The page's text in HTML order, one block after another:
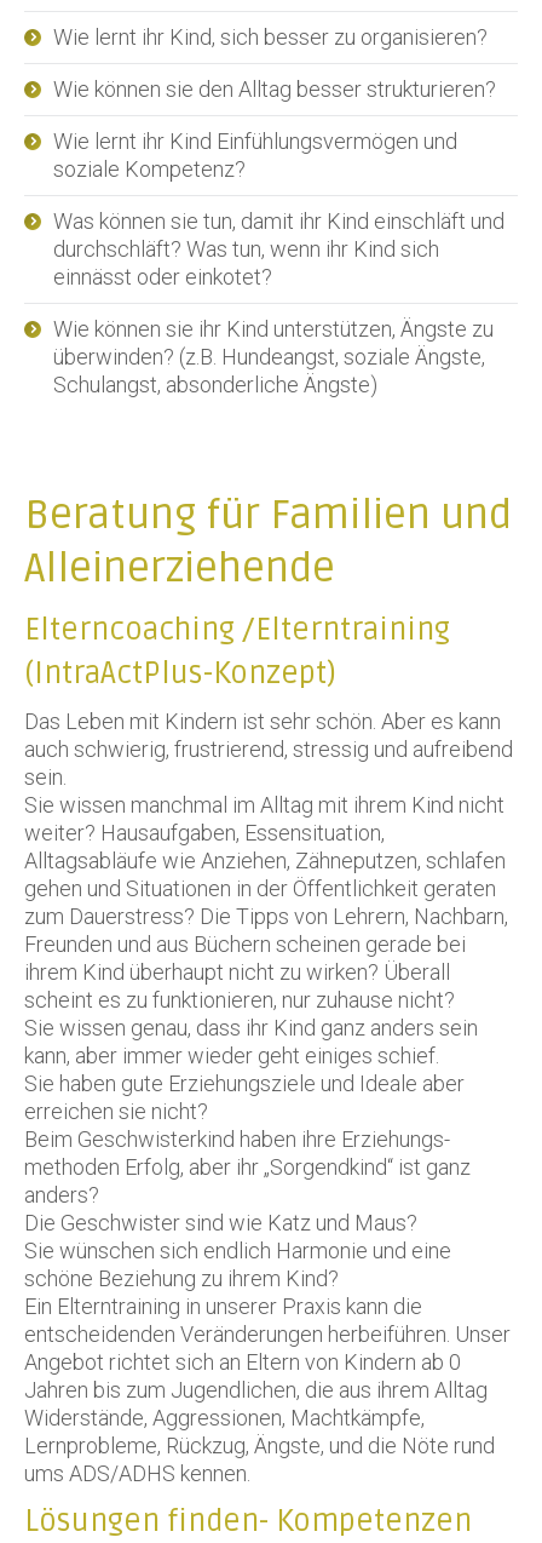
Wie lernt ihr Kind, sich besser zu organisieren?
Wie können sie den Alltag besser strukturieren?
Wie lernt ihr Kind Einfühlungsvermögen und
soziale Kompetenz?
Was können sie tun, damit ihr Kind einschläft und
durchschläft? Was tun, wenn ihr Kind sich
einnässt oder einkotet?
Wie können sie ihr Kind unterstützen, Ängste zu
überwinden? (z.B. Hundeangst, soziale Ängste,
Schulangst, absonderliche Ängste)
Beratung für Familien und
Alleinerziehende
Elterncoaching /Elterntraining
(IntraActPlus-Konzept)
Das Leben mit Kindern ist sehr schön. Aber es kann
auch schwierig, frustrierend, stressig und aufreibend
sein.
Sie wissen manchmal im Alltag mit ihrem Kind nicht
weiter? Hausaufgaben, Essensituation,
Alltagsabläufe wie Anziehen, Zähneputzen, schlafen
gehen und Situationen in der Öffentlichkeit geraten
zum Dauerstress? Die Tipps von Lehrern, Nachbarn,
Freunden und aus Büchern scheinen gerade bei
ihrem Kind überhaupt nicht zu wirken? Überall
scheint es zu funktionieren, nur zuhause nicht?
Sie wissen genau, dass ihr Kind ganz anders sein
kann, aber immer wieder geht einiges schief.
Sie haben gute Erziehungsziele und Ideale aber
erreichen sie nicht?
Beim Geschwisterkind haben ihre Erziehungs-
methoden Erfolg, aber ihr „Sorgendkind“ ist ganz
anders?
Die Geschwister sind wie Katz und Maus?
Sie wünschen sich endlich Harmonie und eine
schöne Beziehung zu ihrem Kind?
Ein Elterntraining in unserer Praxis kann die
entscheidenden Veränderungen herbeiführen. Unser
Angebot richtet sich an Eltern von Kindern ab 0
Jahren bis zum Jugendlichen, die aus ihrem Alltag
Widerstände, Aggressionen, Machtkämpfe,
Lernprobleme, Rückzug, Ängste, und die Nöte rund
ums ADS/ADHS kennen.
Lösungen finden- Kompetenzen